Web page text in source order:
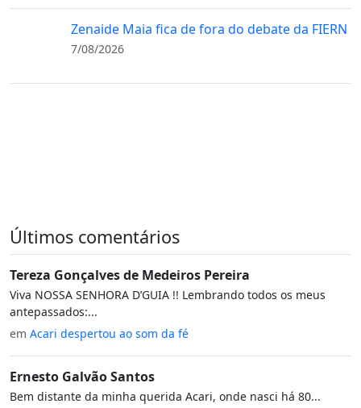
Zenaide Maia fica de fora do debate da FIERN
7/08/2026
Últimos comentários
Tereza Gonçalves de Medeiros Pereira
Viva NOSSA SENHORA D’GUIA !! Lembrando todos os meus
antepassados:...
em Acari despertou ao som da fé
Ernesto Galvão Santos
Bem distante da minha querida Acari, onde nasci há 80...